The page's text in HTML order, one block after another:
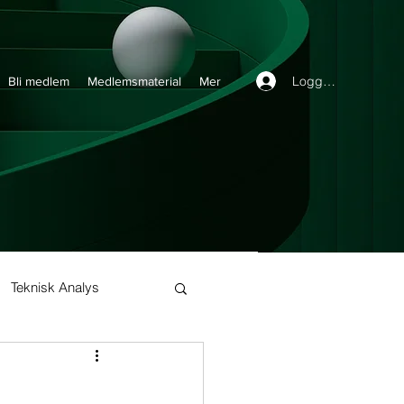
Teknisk Analys
Buy and Hold
Bli medlem Medlemsmaterial Mer Logga in